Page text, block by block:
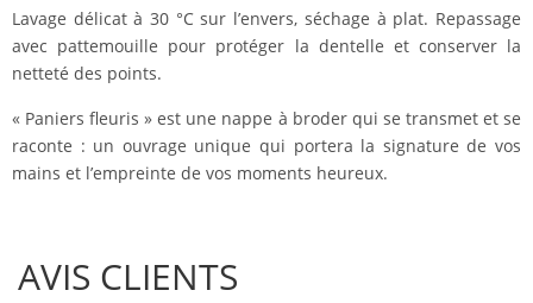
Lavage délicat à 30 °C sur l’envers, séchage à plat. Repassage
avec pattemouille pour protéger la dentelle et conserver la
netteté des points.
« Paniers fleuris » est une nappe à broder qui se transmet et se
raconte : un ouvrage unique qui portera la signature de vos
mains et l’empreinte de vos moments heureux.
AVIS CLIENTS